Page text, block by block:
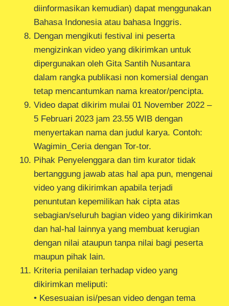
diinformasikan kemudian) dapat menggunakan
Bahasa Indonesia atau bahasa Inggris.
Dengan mengikuti festival ini peserta
mengizinkan video yang dikirimkan untuk
dipergunakan oleh Gita Santih Nusantara
dalam rangka publikasi non komersial dengan
tetap mencantumkan nama kreator/pencipta.
Video dapat dikirim mulai 01 November 2022 –
5 Februari 2023 jam 23.55 WIB dengan
menyertakan nama dan judul karya. Contoh:
Wagimin_Ceria dengan Tor-tor.
Pihak Penyelenggara dan tim kurator tidak
bertanggung jawab atas hal apa pun, mengenai
video yang dikirimkan apabila terjadi
penuntutan kepemilikan hak cipta atas
sebagian/seluruh bagian video yang dikirimkan
dan hal-hal lainnya yang membuat kerugian
dengan nilai ataupun tanpa nilai bagi peserta
maupun pihak lain.
Kriteria penilaian terhadap video yang
dikirimkan meliputi:
• Kesesuaian isi/pesan video dengan tema